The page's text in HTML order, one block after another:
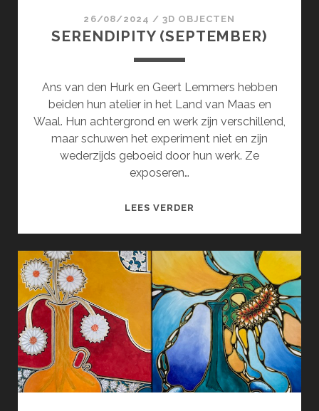
26/08/2024 /3D OBJECTEN
SERENDIPITY (SEPTEMBER)
Ans van den Hurk en Geert Lemmers hebben
beiden hun atelier in het Land van Maas en
Waal. Hun achtergrond en werk zijn verschillend,
maar schuwen het experiment niet en zijn
wederzijds geboeid door hun werk. Ze
exposeren…
LEES VERDER